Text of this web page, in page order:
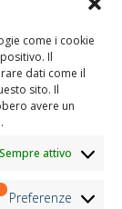
come i cookie
Il
dati come il
sito. Il
avere un
Sempre attivo
Preferenze